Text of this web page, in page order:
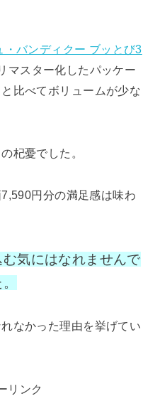
・バンディクー ブッとび3
マスター化したパッケー
比べてボリュームが少な
杞憂でした。
円分の満足感は味わ
気にはなれませんで
なかった理由を挙げてい
リンク